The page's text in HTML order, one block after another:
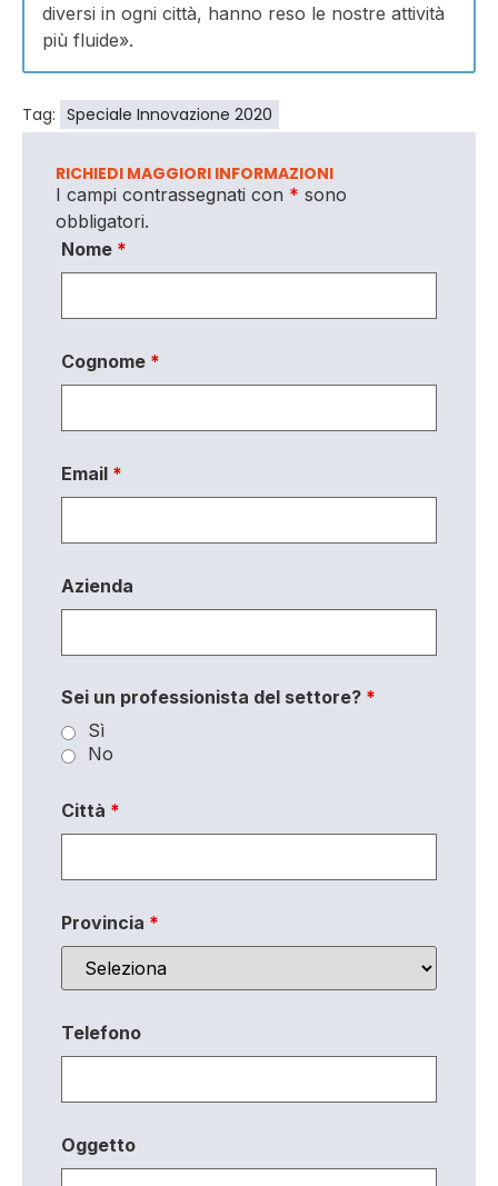
diversi in ogni città, hanno reso le nostre attività
più fluide».
Tag: Speciale Innovazione 2020
RICHIEDI MAGGIORI INFORMAZIONI
I campi contrassegnati con * sono
obbligatori.
Nome *
Cognome *
Email *
Azienda
Sei un professionista del settore? *
Sì
No
Città *
Provincia *
Telefono
Oggetto